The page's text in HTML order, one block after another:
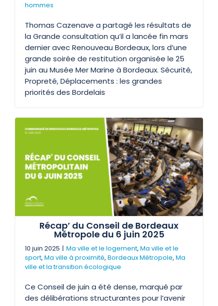
hommes
Thomas Cazenave a partagé les résultats de
la Grande consultation qu’il a lancée fin mars
dernier avec Renouveau Bordeaux, lors d’une
grande soirée de restitution organisée le 25
juin au Musée Mer Marine à Bordeaux. Sécurité,
Propreté, Déplacements : les grandes
priorités des Bordelais
Récap’ du Conseil de Bordeaux
Métropole du 6 juin 2025
10 juin 2025 | Ma ville et le logement, Ma ville et le
sport, Ma ville à proximité, Bordeaux Métropole, Ma
ville et la transition écologique
Ce Conseil de juin a été dense, marqué par
des délibérations structurantes pour l’avenir